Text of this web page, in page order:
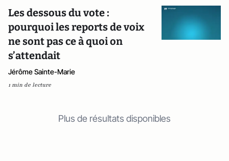
Les dessous du vote :
pourquoi les reports de voix
ne sont pas ce à quoi on
s’attendait
Jérôme Sainte-Marie
1 min de lecture
Plus de résultats disponibles